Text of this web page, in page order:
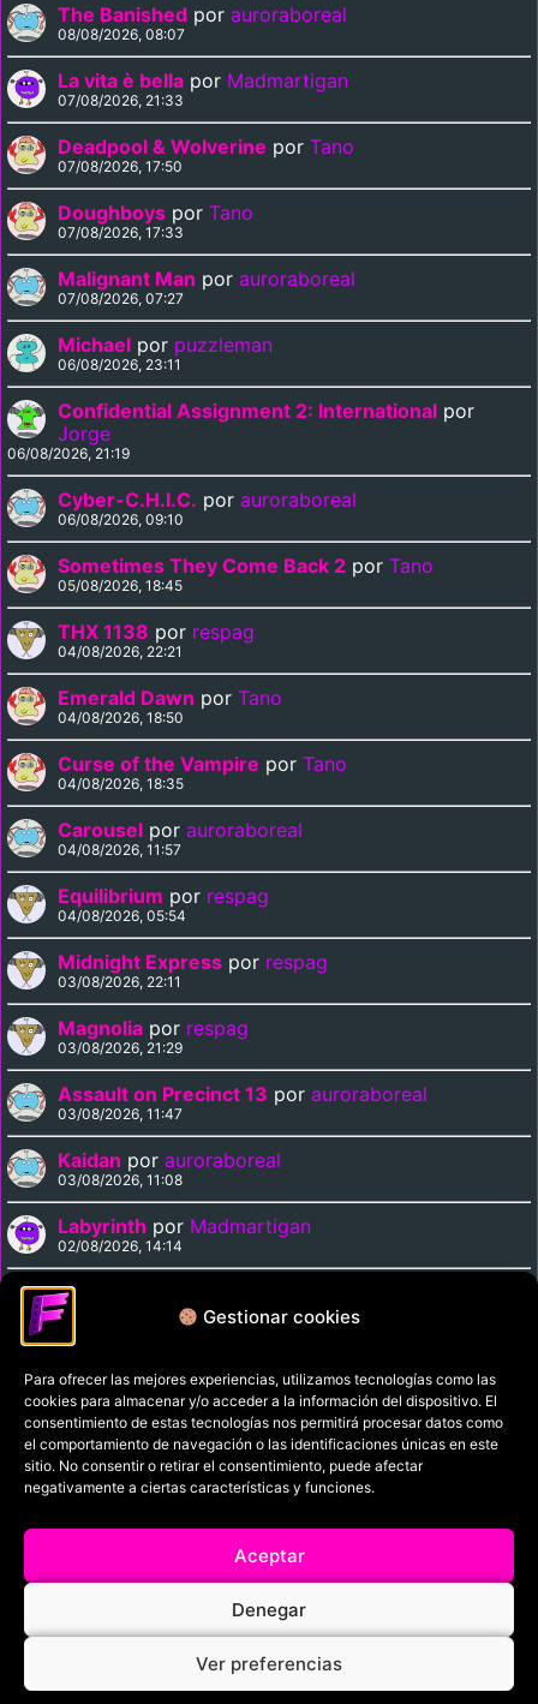
Gestionar cookies
Para ofrecer las mejores experiencias, utilizamos tecnologías como las
cookies para almacenar y/o acceder a la información del dispositivo. El
consentimiento de estas tecnologías nos permitirá procesar datos como
el comportamiento de navegación o las identificaciones únicas en este
sitio. No consentir o retirar el consentimiento, puede afectar
negativamente a ciertas características y funciones.
Aceptar
Denegar
Ver preferencias
The Banished por auroraboreal
08/08/2026, 08:07
La vita è bella por Madmartigan
07/08/2026, 21:33
Deadpool & Wolverine por Tano
07/08/2026, 17:50
Doughboys por Tano
07/08/2026, 17:33
Malignant Man por auroraboreal
07/08/2026, 07:27
Michael por puzzleman
06/08/2026, 23:11
Confidential Assignment 2: International por
Jorge
06/08/2026, 21:19
Cyber-C.H.I.C. por auroraboreal
06/08/2026, 09:10
Sometimes They Come Back 2 por Tano
05/08/2026, 18:45
THX 1138 por respag
04/08/2026, 22:21
Emerald Dawn por Tano
04/08/2026, 18:50
Curse of the Vampire por Tano
04/08/2026, 18:35
Carousel por auroraboreal
04/08/2026, 11:57
Equilibrium por respag
04/08/2026, 05:54
Midnight Express por respag
03/08/2026, 22:11
Magnolia por respag
03/08/2026, 21:29
Assault on Precinct 13 por auroraboreal
03/08/2026, 11:47
Kaidan por auroraboreal
03/08/2026, 11:08
Labyrinth por Madmartigan
02/08/2026, 14:14
Supergirl
02/08/2026, 14:09
Política de privacidad
Términos y condiciones
Política de cookies
Filmaniak (2026)